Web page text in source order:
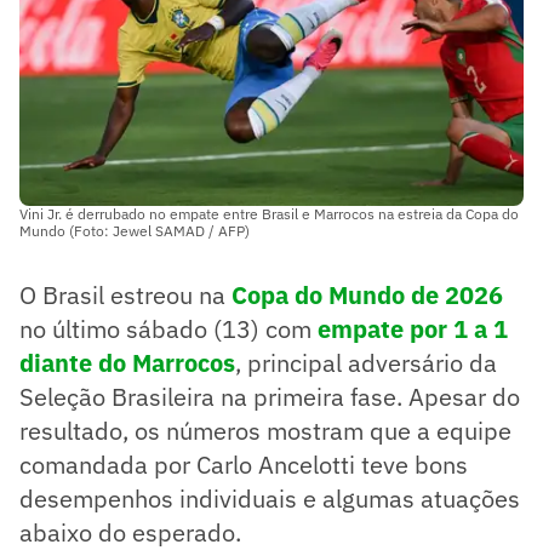
Vini Jr. é derrubado no empate entre Brasil e Marrocos na estreia da Copa do
Mundo (Foto: Jewel SAMAD / AFP)
O Brasil estreou na Copa do Mundo de 2026
no último sábado (13) com empate por 1 a 1
diante do Marrocos, principal adversário da
Seleção Brasileira na primeira fase. Apesar do
resultado, os números mostram que a equipe
comandada por Carlo Ancelotti teve bons
desempenhos individuais e algumas atuações
abaixo do esperado.